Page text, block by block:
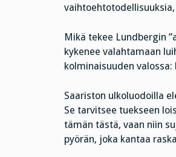
Mikä tekee Lundbergin
kykenee valahtamaan
kolminaisuuden
Saariston ulkoluodoilla
Se tarvitsee tuekseen
tämän tästä, vaan niin
pyörän, joka kantaa